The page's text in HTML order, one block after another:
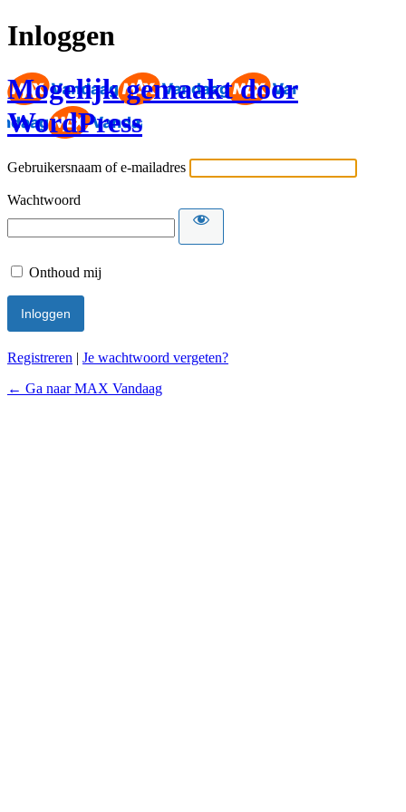
Inloggen
Mogelijk gemaakt door
WordPress
Gebruikersnaam of e-mailadres
Wachtwoord
Onthoud mij
Registreren | Je wachtwoord vergeten?
← Ga naar MAX Vandaag